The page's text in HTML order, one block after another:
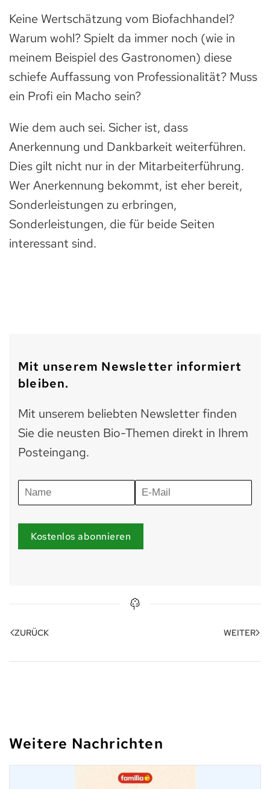
Keine Wertschätzung vom Biofachhandel?
Warum wohl? Spielt da immer noch (wie in
meinem Beispiel des Gastronomen) diese
schiefe Auffassung von Professionalität? Muss
ein Profi ein Macho sein?
Wie dem auch sei. Sicher ist, dass
Anerkennung und Dankbarkeit weiterführen.
Dies gilt nicht nur in der Mitarbeiterführung.
Wer Anerkennung bekommt, ist eher bereit,
Sonderleistungen zu erbringen,
Sonderleistungen, die für beide Seiten
interessant sind.
Mit unserem Newsletter informiert
bleiben.
Mit unserem beliebten Newsletter finden
Sie die neusten Bio-Themen direkt in Ihrem
Posteingang.
Kostenlos abonnieren
ZURÜCK WEITER
Weitere Nachrichten